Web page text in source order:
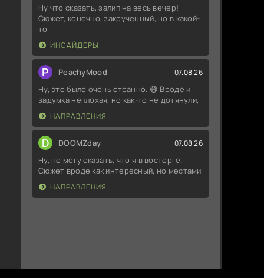
Ну что сказать, залип на весь вечер!
Сюжет, конечно, закрученный, но в какой-
то
ИНСАЙДЕРЫ
P PeachyMood 07.08.26
Ну, это было очень странно. 😅 Вроде и
задумка неплохая, но как-то не дотянули,
НАПРАВЛЕНИЯ
D DOOMZday 07.08.26
Ну, не могу сказать, что я в восторге.
Сюжет вроде как интересный, но местами
НАПРАВЛЕНИЯ